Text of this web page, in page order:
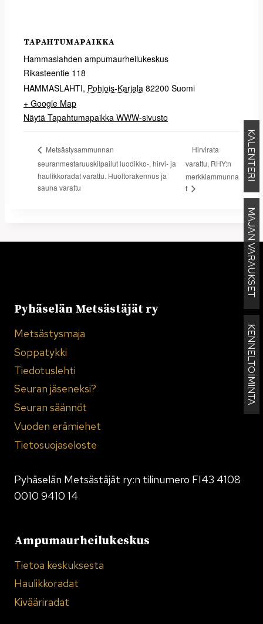
KALENTERI
MAJAN VARAUKSET
KENNELTOIMINTA
TAPAHTUMAPAIKKA
Hammaslahden ampumaurheilukeskus
Rikasteentie 118
HAMMASLAHTI, Pohjois-Karjala 82200 Suomi
+ Google Map
Näytä Tapahtumapaikka WWW-sivusto
Metsästysammunnan
seuranmestaruuskilpailut luodikko-, hirvi- ja
haulikkoradat varattu. Huoltorakennus ja
sauna varattu
Hirvirata
varattu, RHY:n
merkkiammunna
t
Pyhäselän Metsästäjät ry
Metsästysmaja
Soppatykki
Tiedotuslehti
Seuran jäseneksi?
Seuran säännöt
Vuoden erämiehet
Tietosuojaseloste
Pyhäselän Metsästäjät ry:n tilinumero FI43 4108
0010 9410 14
Ampumaurheilukeskus
Tietoa keskuksesta
Haulikkoradat
Kivääriradat